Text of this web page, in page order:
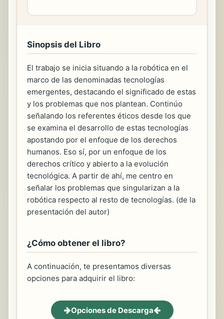
Sinopsis del Libro
El trabajo se inicia situando a la robótica en el
marco de las denominadas tecnologías
emergentes, destacando el significado de estas
y los problemas que nos plantean. Continúo
señalando los referentes éticos desde los que
se examina el desarrollo de estas tecnologías
apostando por el enfoque de los derechos
humanos. Eso sí, por un enfoque de los
derechos crítico y abierto a la evolución
tecnológica. A partir de ahí, me centro en
señalar los problemas que singularizan a la
robótica respecto al resto de tecnologías. (de la
presentación del autor)
¿Cómo obtener el libro?
A continuación, te presentamos diversas
opciones para adquirir el libro:
Opciones de Descarga